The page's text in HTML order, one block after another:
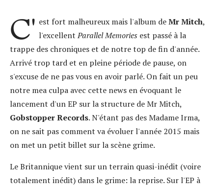
C' est fort malheureux mais l'album deMr Mitch,
l'excellentParallel Memories est passé à la
trappe des chroniques et de notre top de fin d'année.
Arrivé trop tard et en pleine période de pause, on
s'excuse de ne pas vous en avoir parlé. On fait un peu
notre mea culpa avec cette news en évoquant le
lancement d'un EP sur la structure de Mr Mitch,
Gobstopper Records. N'étant pas des Madame Irma,
on ne sait pas comment va évoluer l'année 2015 mais
on met un petit billet sur la scène grime.
Le Britannique vient sur un terrain quasi-inédit (voire
totalement inédit) dans le grime: la reprise. Sur l'EP à